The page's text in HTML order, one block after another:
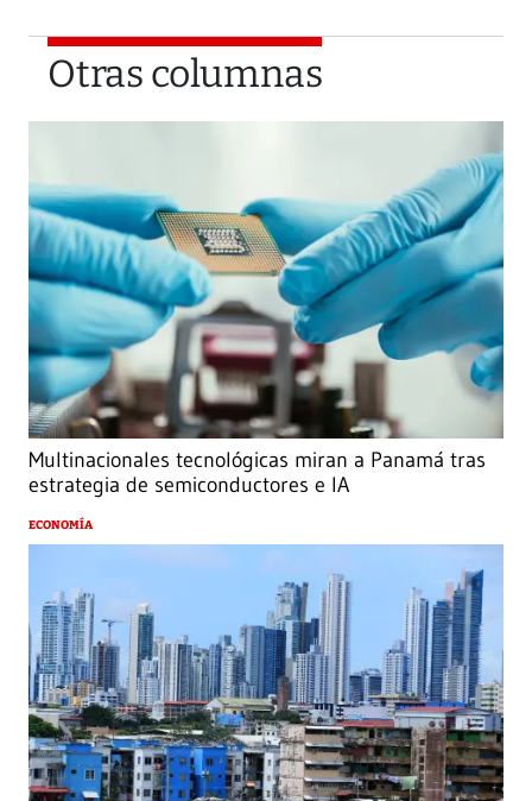
Otras columnas
Multinacionales tecnológicas miran a Panamá tras
estrategia de semiconductores e IA
ECONOMÍA